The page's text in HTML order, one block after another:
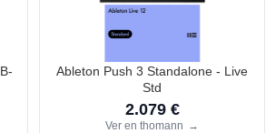
Ableton Push 3 Standalone - Live
Std
2.079 €
Ver en thomann →